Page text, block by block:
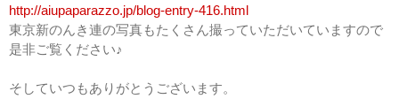
http://aiupaparazzo.jp/blog-entry-416.html
東京新のんき連の写真もたくさん撮っていただいていますので
是非ご覧ください♪
そしていつもありがとうございます。